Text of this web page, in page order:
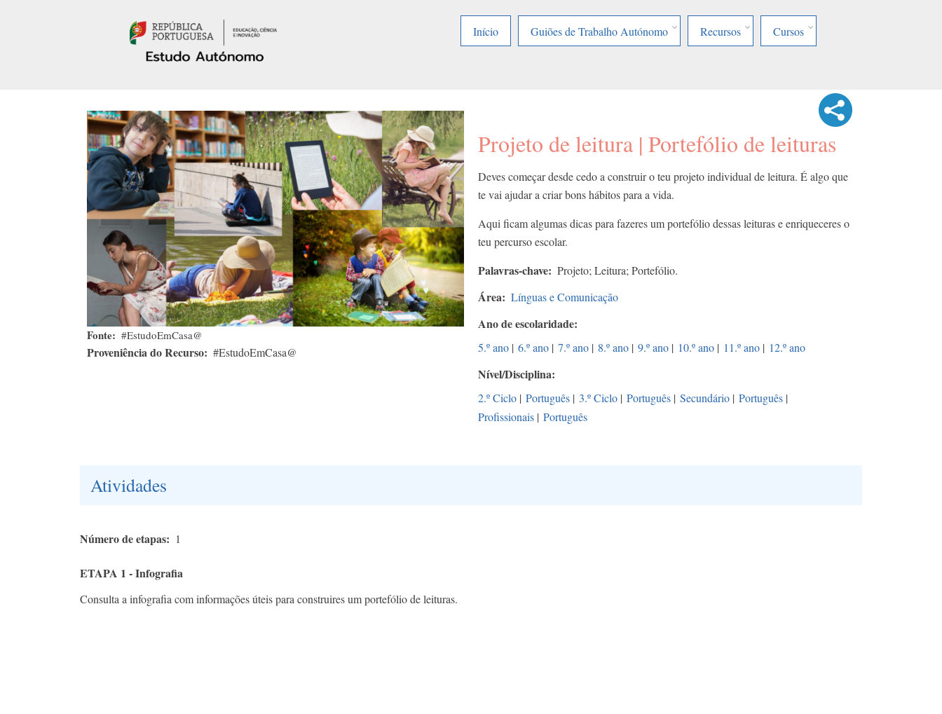
Início
Guiões de Trabalho Autónomo Recursos Cursos
Fonte #EstudoEmCasa@
Proveniência do Recurso #EstudoEmCasa@
Projeto de leitura | Portefólio de leituras
Deves começar desde cedo a construir o teu projeto individual de leitura. É algo que
te vai ajudar a criar bons hábitos para a vida.
Aqui ficam algumas dicas para fazeres um portefólio dessas leituras e enriqueceres o
teu percurso escolar.
Palavras-chave Projeto; Leitura; Portefólio.
Área Línguas e Comunicação
Ano de escolaridade
5.º ano | 6.º ano | 7.º ano | 8.º ano | 9.º ano | 10.º ano | 11.º ano | 12.º ano
Nível/Disciplina
2.º Ciclo | Português | 3.º Ciclo | Português | Secundário | Português |
Profissionais | Português
Atividades
Número de etapas 1
ETAPA 1 - Infografia
Consulta a infografia com informações úteis para construires um portefólio de leituras.